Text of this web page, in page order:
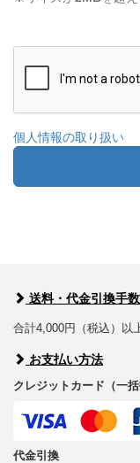
個人情報の取り扱い
送料・代金引換手
合計4,000円（税込）以
お支払い方法
クレジットカード（一括
代金引換